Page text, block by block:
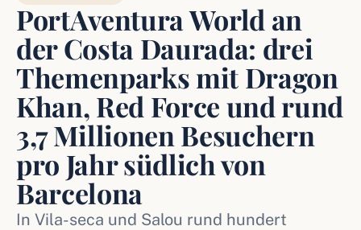
PortAventura World an
der Costa Daurada: drei
Themenparks mit Dragon
Khan, Red Force und rund
3,7 Millionen Besuchern
pro Jahr südlich von
Barcelona
In Vila-seca und Salou rund hundert